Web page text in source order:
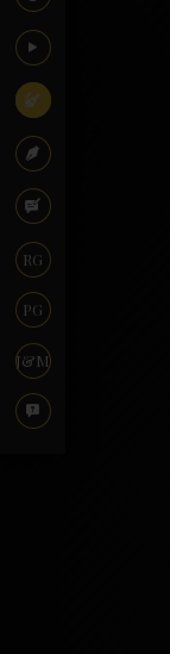
RG
PG
J&M